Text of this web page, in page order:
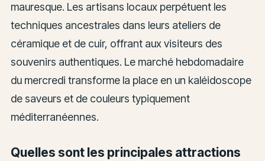
mauresque. Les artisans locaux perpétuent les
techniques ancestrales dans leurs ateliers de
céramique et de cuir, offrant aux visiteurs des
souvenirs authentiques. Le marché hebdomadaire
du mercredi transforme la place en un kaléidoscope
de saveurs et de couleurs typiquement
méditerranéennes.
Quelles sont les principales attractions